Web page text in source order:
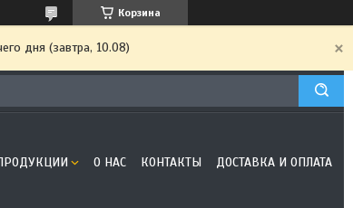
Корзина
дня (завтра, 10.08)
О НАС КОНТАКТЫ ДОСТАВКА И ОПЛАТА